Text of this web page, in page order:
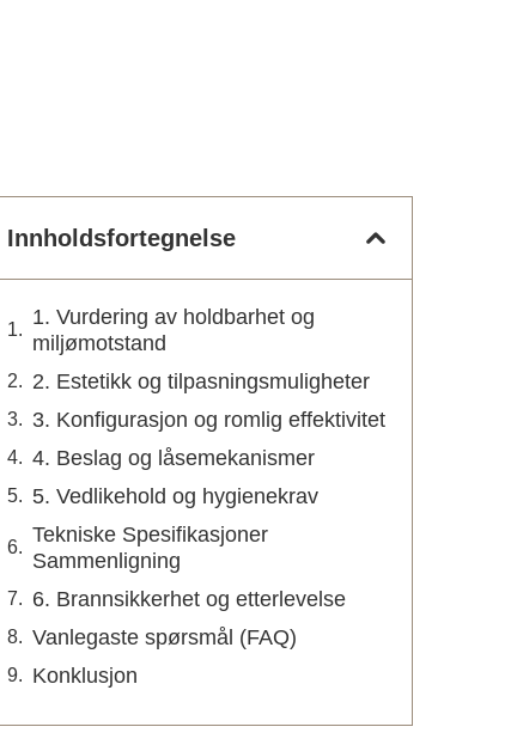
Innholdsfortegnelse
1. Vurdering av holdbarhet og
miljømotstand
2. Estetikk og tilpasningsmuligheter
3. Konfigurasjon og romlig effektivitet
4. Beslag og låsemekanismer
5. Vedlikehold og hygienekrav
Tekniske Spesifikasjoner
Sammenligning
6. Brannsikkerhet og etterlevelse
Vanlegaste spørsmål (FAQ)
Konklusjon